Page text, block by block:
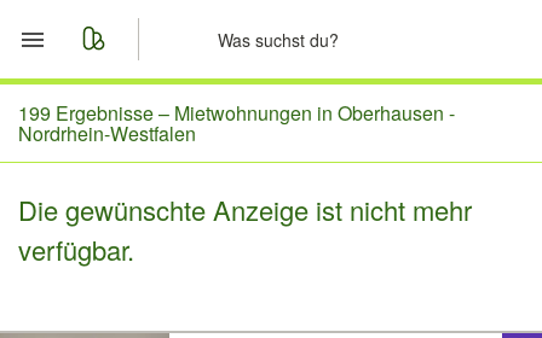
Start
Merkliste
Nachrichten
199 Ergebnisse – Mietwohnungen in Oberhausen -
Nordrhein-Westfalen
Die gewünschte Anzeige ist nicht mehr
verfügbar.